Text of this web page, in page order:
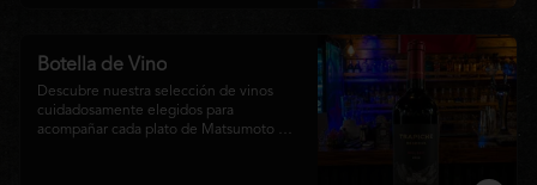
Botella de Vino
Descubre nuestra selección de vinos
cuidadosamente elegidos para
acompañar cada plato de Matsumoto